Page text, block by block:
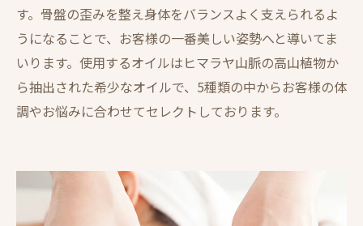
す。骨盤の歪みを整え身体をバランスよく支えられるよ
うになることで、お客様の一番美しい姿勢へと導いてま
いります。使用するオイルはヒマラヤ山脈の高山植物か
ら抽出された希少なオイルで、5種類の中からお客様の体
調やお悩みに合わせてセレクトしております。